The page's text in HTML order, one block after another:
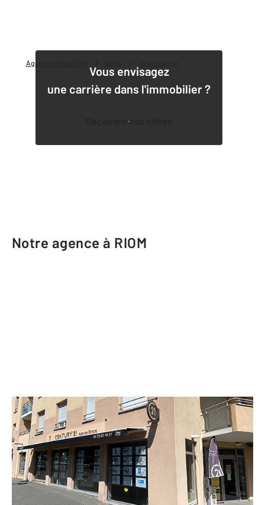
Agence immobilière
Vous envisagez
une carrière dans l'immobilier ?
Découvrir nos offres
Notre agence à RIOM
CENTURY 21 Agence Girard
7 bis boulevard de la Liberté
RIOM - 63200
Envoyer un message